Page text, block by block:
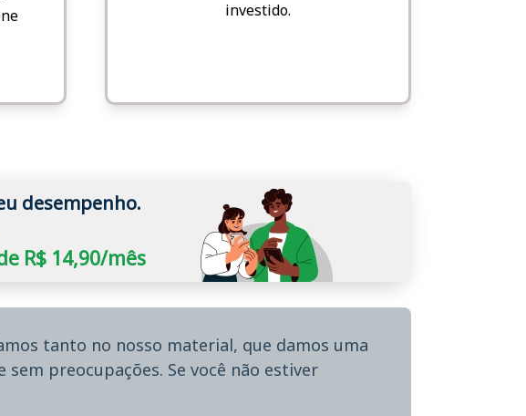
investido.
desempenho.
R$ 14,90/mês
tanto no nosso material, que damos uma
preocupações. Se você não estiver